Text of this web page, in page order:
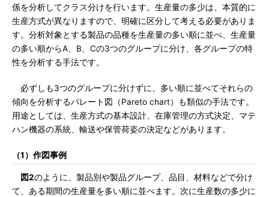
係を分析してクラス分けを行います。生産量の多少は、本質的に
生産方式が異なりますので、明確に区分して考える必要がありま
す。分析対象とする製品の品種を生産量の多い順に並べ、生産量
の多い順からA、B、Cの3つのグループに分け、各グループの特
性を分析する手法です。
必ずしも3つのグループに分けずに、多い順に並べてそれらの
傾向を分析するパレート図（Pareto chart）も類似の手法です。
用途としては、生産方式の基本設計、在庫管理の方式決定、マテ
ハン機器の系統、輸送や保管荷姿の決定などがあります。
（1）作図事例
図2のように、製品別や製品グループ、品目、材料などで分け
て、ある期間の生産量を多い順に並べます。次に生産数の多少に